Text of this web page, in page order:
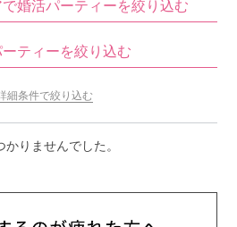
ポリシー launch
トで最新情報を配信中！
婚活パーティーを絞り込む
ティーを絞り込む
細条件で絞り込む
りませんでした。